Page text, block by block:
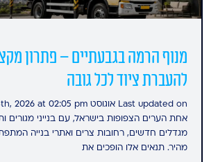
מנוף הרמה בגבעתיים – פתרון
להעברת ציוד לכל גובה
אחת הערים הצפופות בישראל, עם בנייני מגורים
מגדלים חדשים, רחובות צרים ואתרי בנייה
מהיר. תנאים אלו הופכים את